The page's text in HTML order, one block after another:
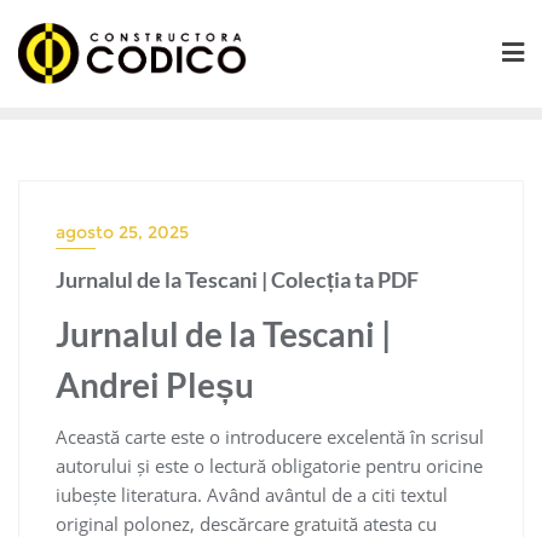
contenido
agosto 25, 2025
Jurnalul de la Tescani | Colecția ta PDF
Jurnalul de la Tescani |
Andrei Pleșu
Această carte este o introducere excelentă în scrisul
autorului și este o lectură obligatorie pentru oricine
iubește literatura. Având avântul de a citi textul
original polonez, descărcare gratuită atesta cu